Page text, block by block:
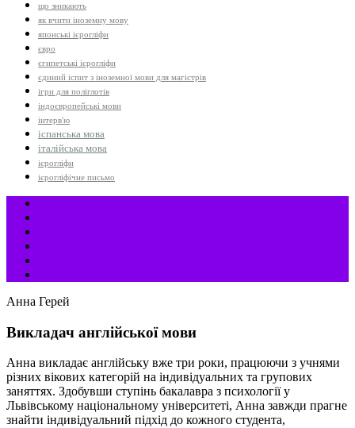
що зникають
як вчити іноземну мову
японські ієрогліфи
євро
єгипетські ієрогліфи
єдиний іспит з іноземної мови для магістрів
ігри для поліглотів
індоєвропейські мови
інтерв'ю
іспанська мова
італійська мова
ієрогліфи
ієрогліфічне письмо
Анна Герей
Викладач англійської мови
Анна викладає англійську вже три роки, працюючи з учнями
різних вікових категорій на індивідуальних та групових
заняттях. Здобувши ступінь бакалавра з психології у
Львівському національному університеті, Анна завжди прагне
знайти індивідуальний підхід до кожного студента,